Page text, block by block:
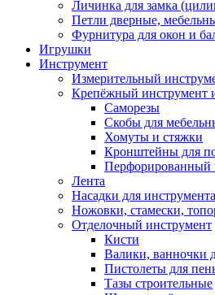
Личинка для замка
Петли дверные,
Фурнитура для окон и
Игрушки
Инструмент
Измерительный
Крепёжный инструмент
Саморезы
Скобы для
Хомуты и стяжки
Кронштейны для
Перфорированный
Лента
Насадки для инструмента
Ножовки, стамески,
Отделочный инструмент
Кисти
Валики, ванночки
Пистолеты для
Тазы строительные